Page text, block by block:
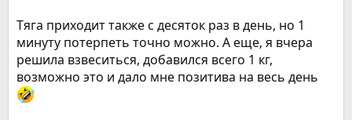
Тяга приходит также с десяток раз в день, но 1
минуту потерпеть точно можно. А еще, я вчера
решила взвеситься, добавился всего 1 кг,
возможно это и дало мне позитива на весь день